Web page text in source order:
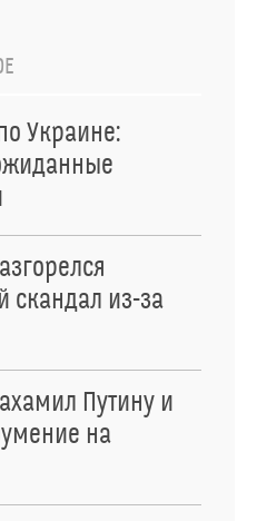
Украине:
скандал из-за
Путину и
на